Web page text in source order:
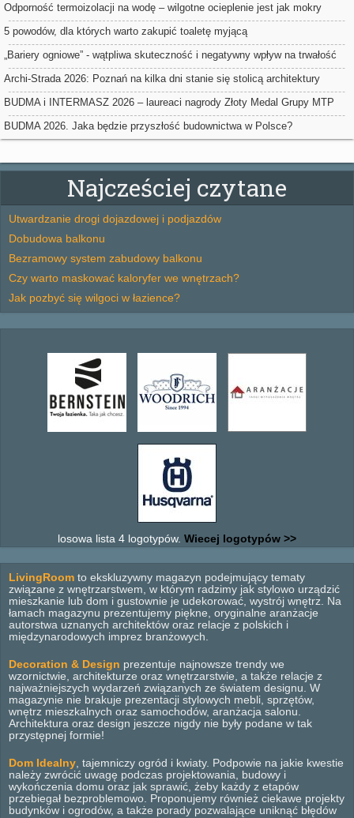
Odporność termoizolacji na wodę – wilgotne ocieplenie jest jak mokry
sweter
5 powodów, dla których warto zakupić toaletę myjącą
„Bariery ogniowe” - wątpliwa skuteczność i negatywny wpływ na trwałość
ociepleń
Archi-Strada 2026: Poznań na kilka dni stanie się stolicą architektury
BUDMA i INTERMASZ 2026 – laureaci nagrody Złoty Medal Grupy MTP
BUDMA 2026. Jaka będzie przyszłość budownictwa w Polsce?
Najcześciej czytane
Utwardzanie drogi dojazdowej i podjazdów
Dobudowa balkonu
Bezramowy system zabudowy balkonu
Czy warto maskować kaloryfer we wnętrzach?
Jak pozbyć się wilgoci w łazience?
losowa lista 4 logotypów. Wiecej logotypów >>
LivingRoom to ekskluzywny magazyn podejmujący tematy
związane z wnętrzarstwem, w którym radzimy jak stylowo urządzić
mieszkanie lub dom i gustownie je udekorować, wystrój wnętrz. Na
łamach magazynu prezentujemy piękne, oryginalne aranżacje
autorstwa uznanych architektów oraz relacje z polskich i
międzynarodowych imprez branżowych.
Decoration & Design prezentuje najnowsze trendy we
wzornictwie, architekturze oraz wnętrzarstwie, a także relacje z
najważniejszych wydarzeń związanych ze światem designu. W
magazynie nie brakuje prezentacji stylowych mebli, sprzętów,
wnętrz mieszkalnych oraz samochodów, aranżacja salonu.
Architektura oraz design jeszcze nigdy nie były podane w tak
przystępnej formie!
Dom Idealny , tajemniczy ogród i kwiaty. Podpowie na jakie kwestie
należy zwrócić uwagę podczas projektowania, budowy i
wykończenia domu oraz jak sprawić, żeby każdy z etapów
przebiegał bezproblemowo. Proponujemy również ciekawe projekty
budynków i ogrodów, a także porady pozwalające uniknąć błędów